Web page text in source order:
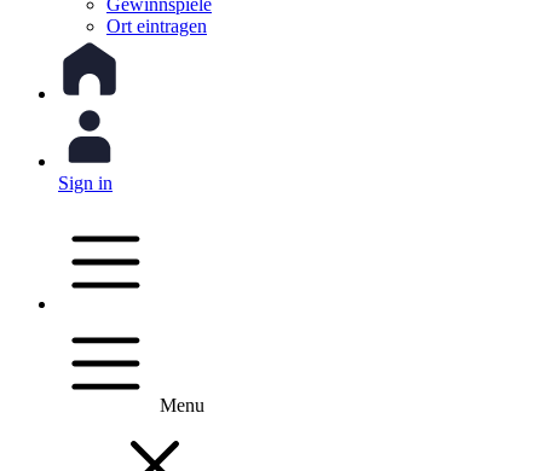
Gewinnspiele
Ort eintragen
Sign in
Menu